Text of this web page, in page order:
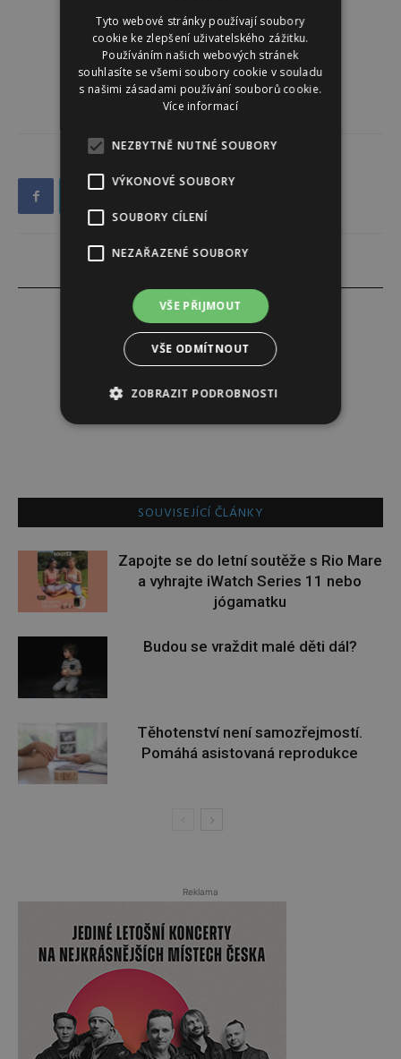
Redakce
SOUVISEJÍCÍ ČLÁNKY
Zapojte se do letní soutěže s Rio Mare
a vyhrajte iWatch Series 11 nebo
jógamatku
Budou se vraždit malé děti dál?
Těhotenství není samozřejmostí.
Pomáhá asistovaná reprodukce
Reklama
Tyto webové stránky používají soubory
cookie ke zlepšení uživatelského zážitku.
Používáním našich webových stránek
souhlasíte se všemi soubory cookie v souladu
s našimi zásadami používání souborů cookie.
Více informací
NEZBYTNĚ NUTNÉ SOUBORY
VÝKONOVÉ SOUBORY
SOUBORY CÍLENÍ
NEZAŘAZENÉ SOUBORY
VŠE PŘIJMOUT
VŠE ODMÍTNOUT
ZOBRAZIT PODROBNOSTI